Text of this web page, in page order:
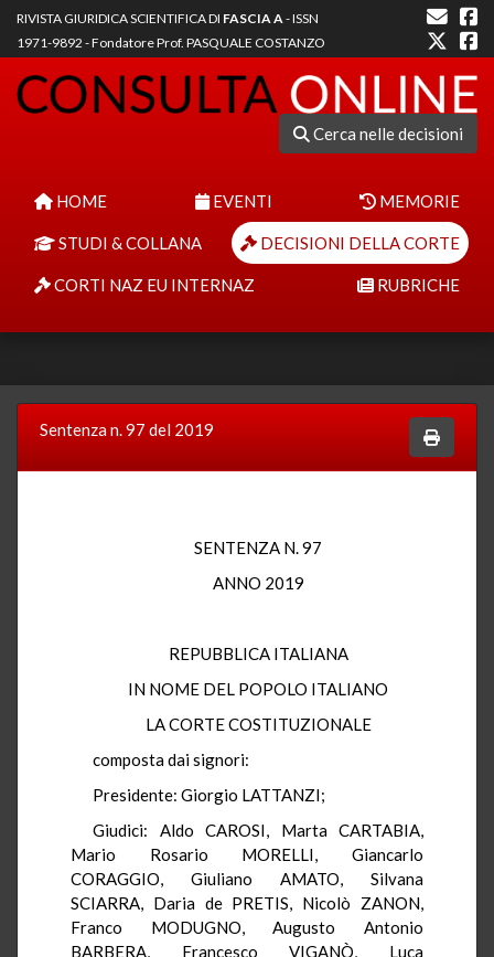
RIVISTA GIURIDICA SCIENTIFICA DI FASCIA A- ISSN
1971-9892 - Fondatore Prof. PASQUALE COSTANZO
Cerca nelle decisioni
HOME EVENTI MEMORIE
STUDI & COLLANA DECISIONI DELLA CORTE
CORTI NAZ EU INTERNAZ RUBRICHE
Sentenza n. 97 del 2019
SENTENZA N. 97
ANNO 2019
REPUBBLICA ITALIANA
IN NOME DEL POPOLO ITALIANO
LA CORTE COSTITUZIONALE
composta dai signori:
Presidente: Giorgio LATTANZI;
Giudici: Aldo CAROSI, Marta CARTABIA,
Mario Rosario MORELLI, Giancarlo
CORAGGIO, Giuliano AMATO, Silvana
SCIARRA, Daria de PRETIS, Nicolò ZANON,
Franco MODUGNO, Augusto Antonio
BARBERA, Francesco VIGANÒ, Luca